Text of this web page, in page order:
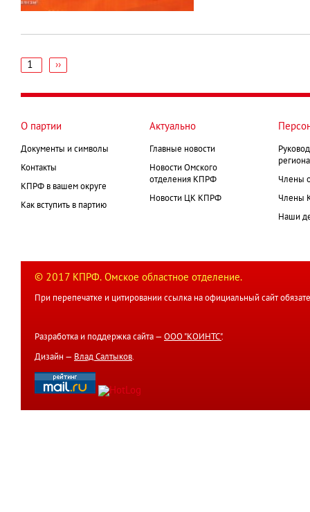
страниц
1
Следующая
››
О партии
Документы и символы
Контакты
КПРФ в вашем округе
Как вступить в партию
Актуально
Главные новости
Новости Омского
отделения КПРФ
Новости ЦК КПРФ
Члены
Члены
Наши
© 2017 КПРФ. Омское областное отделение.
При перепечатке и цитировании ссылка на официальный сайт
Разработка и поддержка сайта — ООО "КОИНТС".
Дизайн — Влад Салтыков.